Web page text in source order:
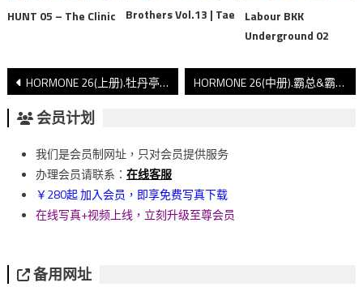
HUNT 05 – The Clinic Brothers Vol.13 | Tae
Labour BKK
Underground 02
文
章
導
覽
HORMONE 26(上册).牡丹亭记 情欲篇 HORMONE 26(中册).霸总&霸王 写真+视频
会员计划
我们是会员制网址，只对会员提供服务
办理会员请联系： 在线客服
￥280起 加入会员，即享免费写真下载
在线写真+视频上线，立刻升级至尊会员
备用网址